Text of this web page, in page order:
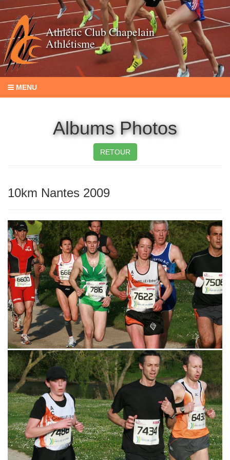
Athlétic Club Chapelain
Athlétisme
MENU
Albums Photos
RETOUR
10km Nantes 2009